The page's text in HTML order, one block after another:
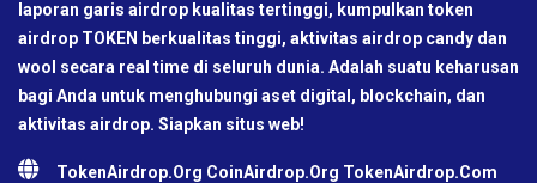
laporan garis airdrop kualitas tertinggi, kumpulkan token
airdrop TOKEN berkualitas tinggi, aktivitas airdrop candy dan
wool secara real time di seluruh dunia. Adalah suatu keharusan
bagi Anda untuk menghubungi aset digital, blockchain, dan
aktivitas airdrop. Siapkan situs web!
TokenAirdrop.Org CoinAirdrop.Org TokenAirdrop.Com